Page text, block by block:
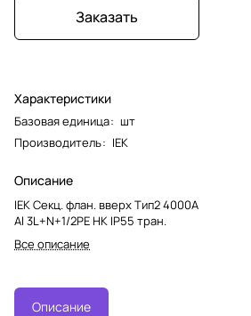
Заказать
Характеристики
Базовая единица: шт
Производитель: IEK
Описание
IEK Секц. флан. вверх Тип2 4000А
Al 3L+N+1/2PE НК IP55 тран.
Все описание
Описание